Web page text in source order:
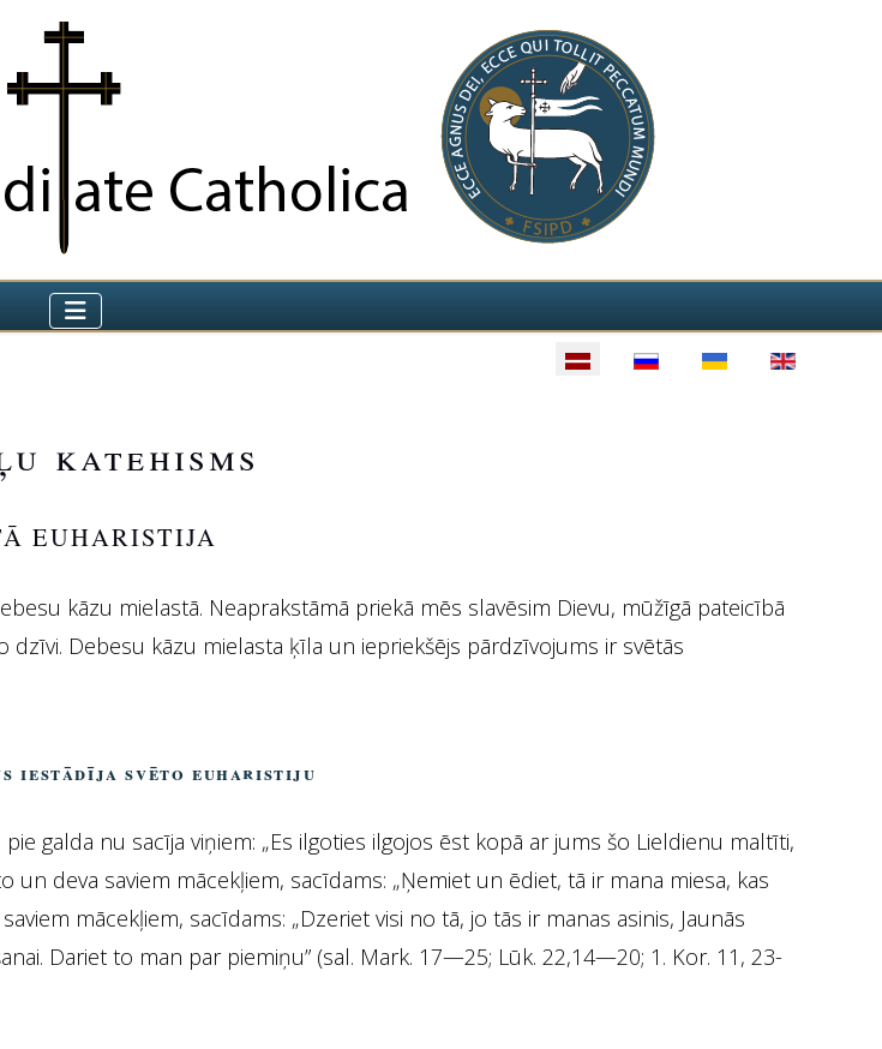
katehisms
EUHARISTIJA
kāzu mielastā. Neaprakstāmā priekā mēs slavēsim Dievu, mūžīgā pateicībā
Debesu kāzu mielasta ķīla un iepriekšējs pārdzīvojums ir svētās
iestādīja svēto Euharistiju
galda nu sacīja viņiem: „Es ilgoties ilgojos ēst kopā ar jums šo Lieldienu maltīti,
un deva saviem mācekļiem, sacīdams: „Ņemiet un ēdiet, tā ir mana miesa, kas
mācekļiem, sacīdams: „Dzeriet visi no tā, jo tās ir manas asinis, Jaunās
Dariet to man par piemiņu” (sal. Mark. 17—25; Lūk. 22,14—20; 1. Kor. 11, 23-